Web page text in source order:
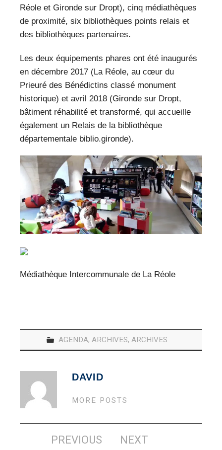
Réole et Gironde sur Dropt), cinq médiathèques
de proximité, six bibliothèques points relais et
des bibliothèques partenaires.
Les deux équipements phares ont été inaugurés
en décembre 2017 (La Réole, au cœur du
Prieuré des Bénédictins classé monument
historique) et avril 2018 (Gironde sur Dropt,
bâtiment réhabilité et transformé, qui accueille
également un Relais de la bibliothèque
départementale biblio.gironde).
Médiathèque Intercommunale de La Réole
AGENDA, ARCHIVES, ARCHIVES
DAVID
MORE POSTS
Navigation
PREVIOUS
NEXT